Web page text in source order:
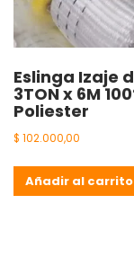
Eslinga Izaje
3TON x 6M
Poliester
$ 102.000,00
Añadir al carrito